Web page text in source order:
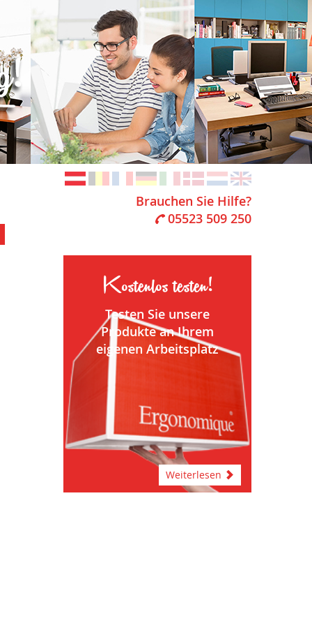
Brauchen Sie Hilfe?
05523 509 250
Kostenlos testen!
Testen Sie unsere
Produkte an Ihrem
eigenen Arbeitsplatz
Weiterlesen